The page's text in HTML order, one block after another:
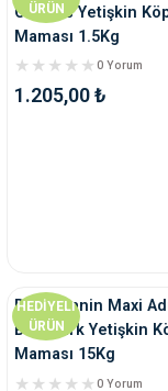
ÜRÜN
Charles Yetişkin
Maması 1.5Kg
0 Yorum
1.205,00 ₺
HEDİYELİ
ÜRÜN
Royal Canin Maxi
Büyük Irk Yetişkin
Maması 15Kg
0 Yorum